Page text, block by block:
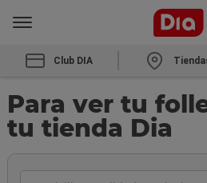
Club DIA
Para ver tu
tu tienda Dia